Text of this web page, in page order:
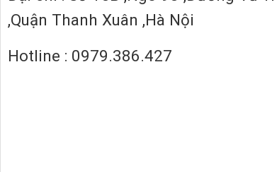
,Quận Thanh Xuân ,Hà Nội
Hotline : 0979.386.427